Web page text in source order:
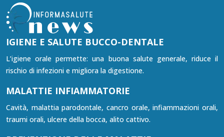
IGIENE E SALUTE BUCCO-DENTALE
L’igiene orale permette: una buona salute generale, riduce il
rischio di infezioni e migliora la digestione.
MALATTIE INFIAMMATORIE
Cavità, malattia parodontale, cancro orale, infiammazioni orali,
traumi orali, ulcere della bocca, alito cattivo.